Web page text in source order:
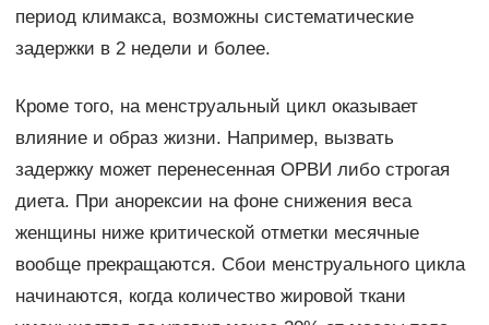
период климакса, возможны систематические
задержки в 2 недели и более.
Кроме того, на менструальный цикл оказывает
влияние и образ жизни. Например, вызвать
задержку может перенесенная ОРВИ либо строгая
диета. При анорексии на фоне снижения веса
женщины ниже критической отметки месячные
вообще прекращаются. Сбои менструального цикла
начинаются, когда количество жировой ткани